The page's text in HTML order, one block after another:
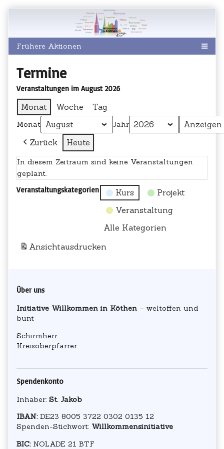
Termine
Veranstaltungen im August 2026
Monat Woche Tag
Monat Jahr
Zurück Heute
In diesem Zeitraum sind keine Veranstaltungen
geplant.
Veranstaltungskategorien Kurs
Projekt
Veranstaltung
Alle Kategorien
Ansichtausdrucken
Primary
Sidebar
Über uns
Initiative Willkommen in Köthen – weltoffen und
bunt
Schirmherr:
Kreisoberpfarrer
Spendenkonto
Inhaber: St. Jakob
IBAN:DE23 8005 3722 0302 0135 12
Spenden-Stichwort: Willkommensinitiative
BIC:NOLADE 21 BTF